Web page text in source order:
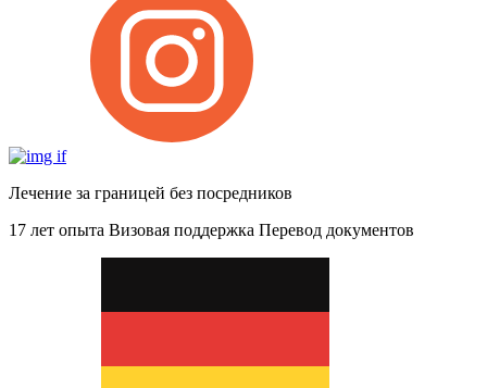
Лечение за границей без посредников
17 лет опыта Визовая поддержка Перевод документов